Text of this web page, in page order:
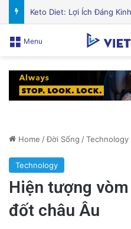
Menu
Home /Đời Sống /Technology
Technology
Hiện tượng
đốt châu Âu